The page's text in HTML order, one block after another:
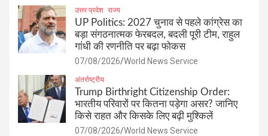
उत्तर प्रदेश राज्य
UP Politics: 2027 चुनाव से पहले कांग्रेस का
बड़ा संगठनात्मक फेरबदल, बदली पूरी टीम, राहुल
गांधी की रणनीति पर बढ़ा फोकस
07/08/2026 World News Service
अंतर्राष्ट्रीय
Trump Birthright Citizenship Order:
भारतीय परिवारों पर कितना पड़ेगा असर? जानिए
किसे राहत और किसके लिए बढ़ी मुश्किलें
07/08/2026 World News Service